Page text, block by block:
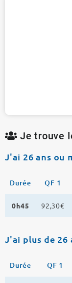
Je trouve
J'ai 26 ans ou
Durée QF 1
0h45 92,30€
J'ai plus de 26
Durée QF 1